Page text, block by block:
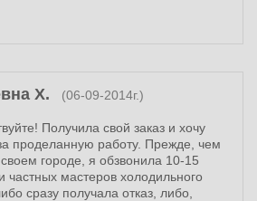
Х. (06-09-2014г.)
Получила свой заказ и хочу
проделанную работу. Прежде, чем
городе, я обзвонила 10-15
частных мастеров холодильного
сразу получала отказ, либо,